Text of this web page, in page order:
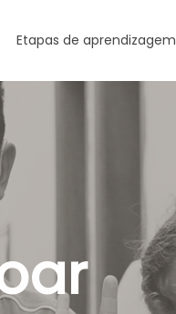
Etapas de aprendizagem